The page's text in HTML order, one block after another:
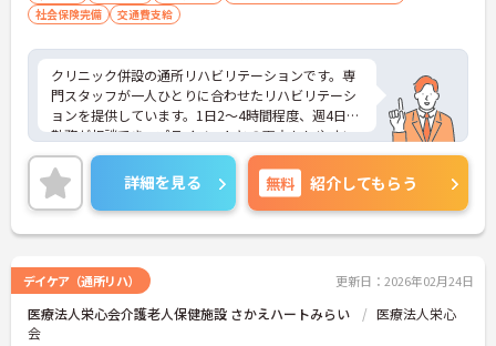
社会保険完備
交通費支給
クリニック併設の通所リハビリテーションです。専
門スタッフが一人ひとりに合わせたリハビリテーシ
ョンを提供しています。1日2～4時間程度、週4日の
勤務が相談でき、プライベートとの両立もしやすい
です。ご興味のある方には、面接対策ポイントな
ど、さらに詳細をお話しいたしますのでお気軽にご
相談ください！
詳細を見る 無料 紹介してもらう
デイケア（通所リハ） 更新日：2026年02月24日
医療法人栄心会介護老人保健施設 さかえハートみらい
医療法人栄心
会